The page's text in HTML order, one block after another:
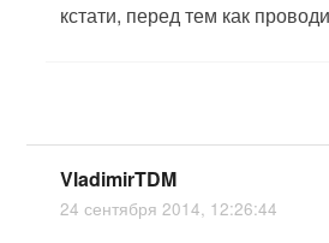
кстати, перед тем как
VladimirTDM
24 сентября 2014, 12:26:44